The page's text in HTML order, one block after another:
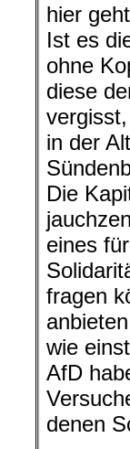
hier
Ist es
ohne
diese
in der
Die
eines
fragen
wie
AfD
denen